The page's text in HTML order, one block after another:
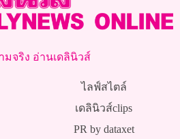
มจริง อ่านเดลินิวส์
ไลฟ์สไตล์
เดลินิวส์clips
PR by dataxet